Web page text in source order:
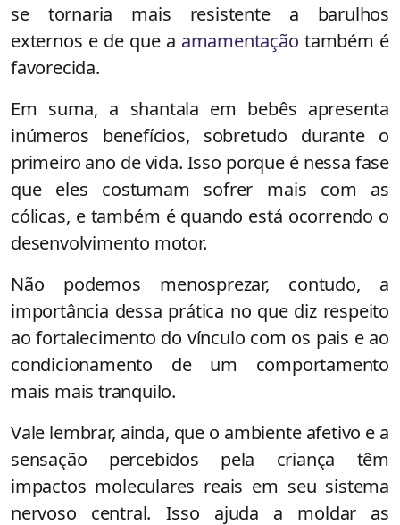
se tornaria mais resistente a barulhos
externos e de que a amamentação também é
favorecida.
Em suma, a shantala em bebês apresenta
inúmeros benefícios, sobretudo durante o
primeiro ano de vida. Isso porque é nessa fase
que eles costumam sofrer mais com as
cólicas, e também é quando está ocorrendo o
desenvolvimento motor.
Não podemos menosprezar, contudo, a
importância dessa prática no que diz respeito
ao fortalecimento do vínculo com os pais e ao
condicionamento de um comportamento
mais mais tranquilo.
Vale lembrar, ainda, que o ambiente afetivo e a
sensação percebidos pela criança têm
impactos moleculares reais em seu sistema
nervoso central. Isso ajuda a moldar as